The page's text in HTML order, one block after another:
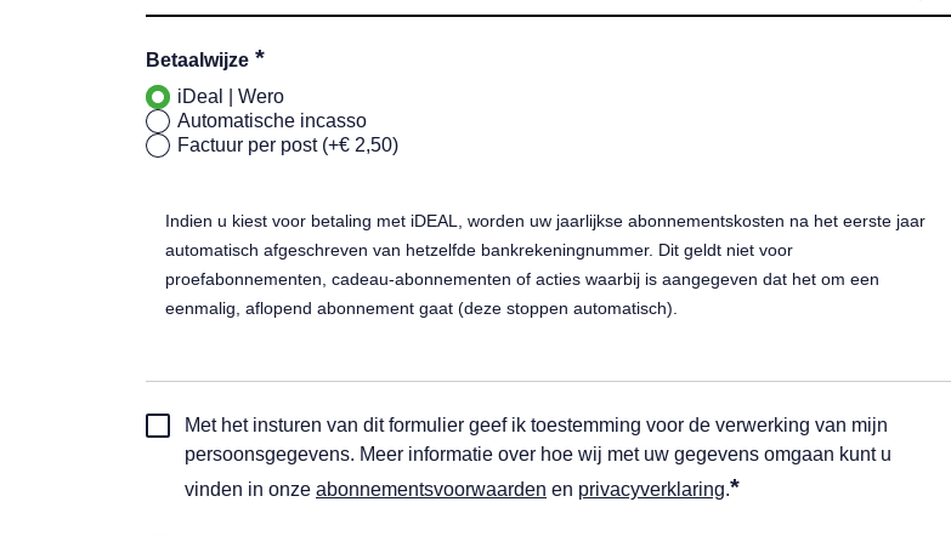
Betaalwijze *
iDeal | Wero
Automatische incasso
Factuur per post (+€ 2,50)
Indien u kiest voor betaling met iDEAL, worden uw jaarlijkse abonnementskosten na het eerste jaar
automatisch afgeschreven van hetzelfde bankrekeningnummer. Dit geldt niet voor
proefabonnementen, cadeau-abonnementen of acties waarbij is aangegeven dat het om een
eenmalig, aflopend abonnement gaat (deze stoppen automatisch).
Toestemming
automatische
incasso
Met het insturen van dit formulier geef ik toestemming voor de verwerking van mijn
persoonsgegevens. Meer informatie over hoe wij met uw gegevens omgaan kunt u
vinden in onze abonnementsvoorwaarden en privacyverklaring.*